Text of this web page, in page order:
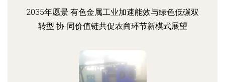
2035年愿景 有色金属工业加速能效与绿色低碳双
转型 协-同价值链共促农商环节新模式展望